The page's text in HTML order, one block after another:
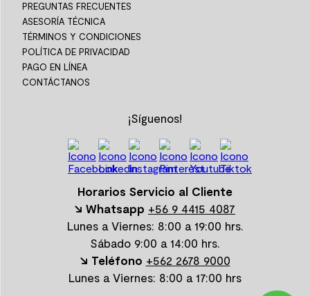
PREGUNTAS FRECUENTES
ASESORÍA TÉCNICA
TÉRMINOS Y CONDICIONES
POLÍTICA DE PRIVACIDAD
PAGO EN LÍNEA
CONTÁCTANOS
¡Síguenos!
Horarios Servicio al Cliente
↘ Whatsapp +56 9 4415 4087
Lunes a Viernes: 8:00 a 19:00 hrs.
Sábado 9:00 a 14:00 hrs.
↘ Teléfono +562 2678 9000
Lunes a Viernes: 8:00 a 17:00 hrs